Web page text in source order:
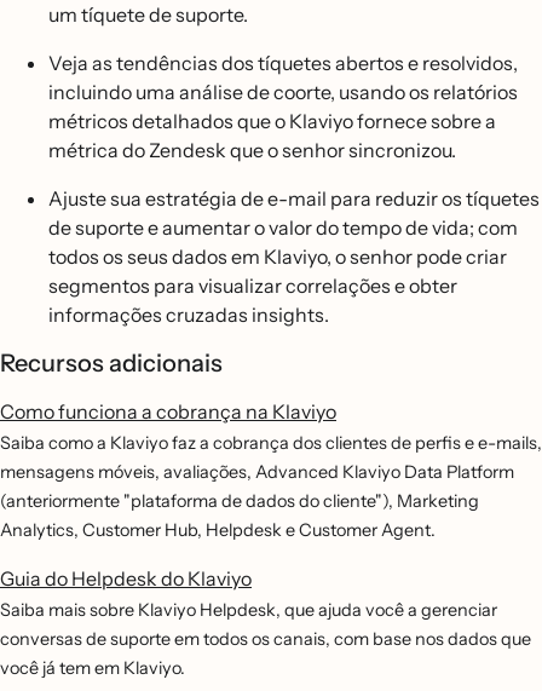
um tíquete de suporte.
Veja as tendências dos tíquetes abertos e resolvidos,
incluindo uma análise de coorte, usando os relatórios
métricos detalhados que o Klaviyo fornece sobre a
métrica do Zendesk que o senhor sincronizou.
Ajuste sua estratégia de e-mail para reduzir os tíquetes
de suporte e aumentar o valor do tempo de vida; com
todos os seus dados em Klaviyo, o senhor pode criar
segmentos para visualizar correlações e obter
informações cruzadas insights.
Recursos adicionais
Como funciona a cobrança na Klaviyo
Saiba como a Klaviyo faz a cobrança dos clientes de perfis e e-mails,
mensagens móveis, avaliações, Advanced Klaviyo Data Platform
(anteriormente "plataforma de dados do cliente"), Marketing
Analytics, Customer Hub, Helpdesk e Customer Agent.
Guia do Helpdesk do Klaviyo
Saiba mais sobre Klaviyo Helpdesk, que ajuda você a gerenciar
conversas de suporte em todos os canais, com base nos dados que
você já tem em Klaviyo.